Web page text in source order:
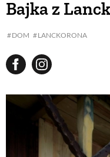
Bajka z
DOM LANCKORONA